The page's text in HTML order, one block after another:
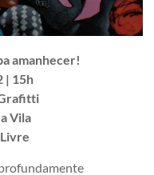
amanhecer!
| 15h
Vila